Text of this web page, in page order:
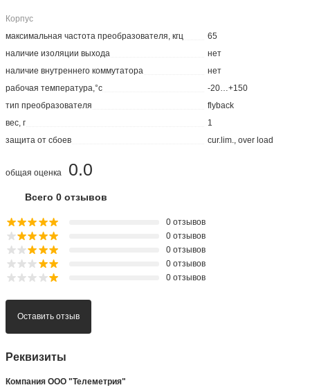
Корпус
максимальная частота преобразователя, кгц
65
наличие изоляции выхода
нет
наличие внутреннего коммутатора
нет
рабочая температура,°с
-20…+150
тип преобразователя
flyback
вес, г
1
защита от сбоев
cur.lim., over load
0.0
общая оценка
Всего 0 отзывов
0 отзывов
0 отзывов
0 отзывов
0 отзывов
0 отзывов
Оставить отзыв
Реквизиты
Компания ООО "Телеметрия"